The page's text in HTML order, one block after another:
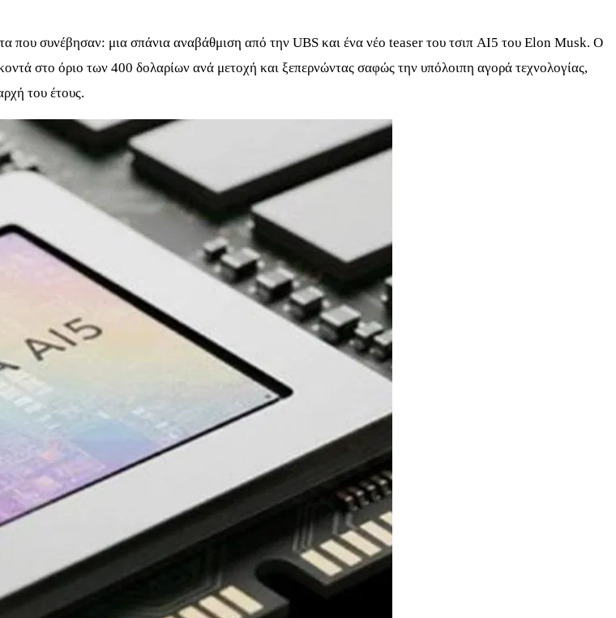
που συνέβησαν: μια σπάνια αναβάθμιση από την UBS και ένα νέο teaser του τσιπ AI5 του Elon Musk. Ο
στο όριο των 400 δολαρίων ανά μετοχή και ξεπερνώντας σαφώς την υπόλοιπη αγορά τεχνολογίας,
του έτους.